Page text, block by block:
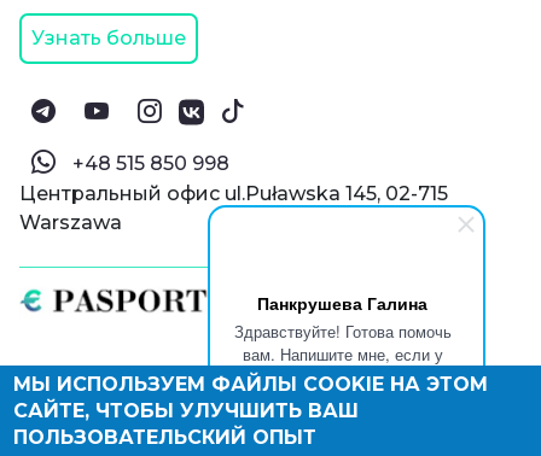
Панкрушева Галина
Здравствуйте! Готова помочь
вам. Напишите мне, если у
вас появятся вопросы.
© Паспорт Онлайн 2019—2026
Политика конфиденциальности
Оферта и конфиденциальность:РФ
Узнать больше
‪+48 515 850 998‬
Центральный офис ul.Puławska 145, 02-715
Warszawa
МЫ ИСПОЛЬЗУЕМ ФАЙЛЫ COOKIE НА ЭТОМ
САЙТЕ, ЧТОБЫ УЛУЧШИТЬ ВАШ
ПОЛЬЗОВАТЕЛЬСКИЙ ОПЫТ